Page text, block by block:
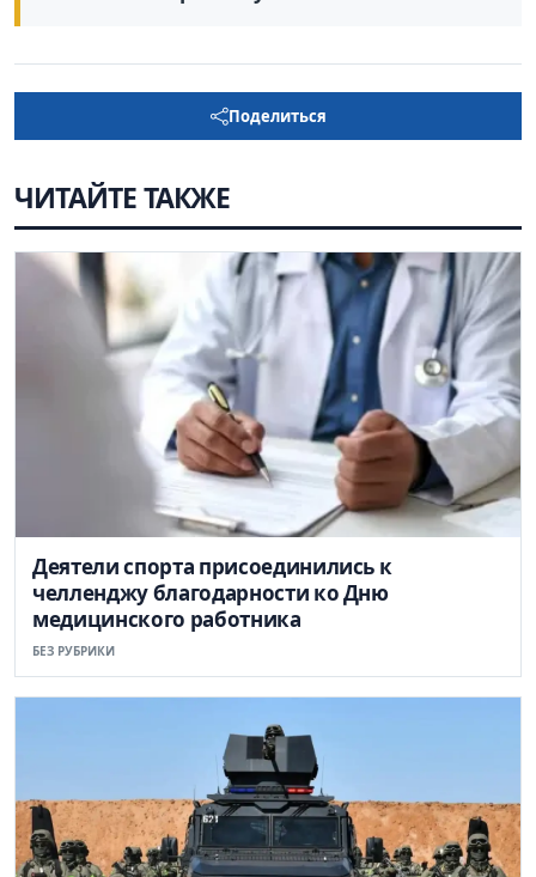
Поделиться
ЧИТАЙТЕ ТАКЖЕ
Деятели спорта присоединились к
челленджу благодарности ко Дню
медицинского работника
БЕЗ РУБРИКИ